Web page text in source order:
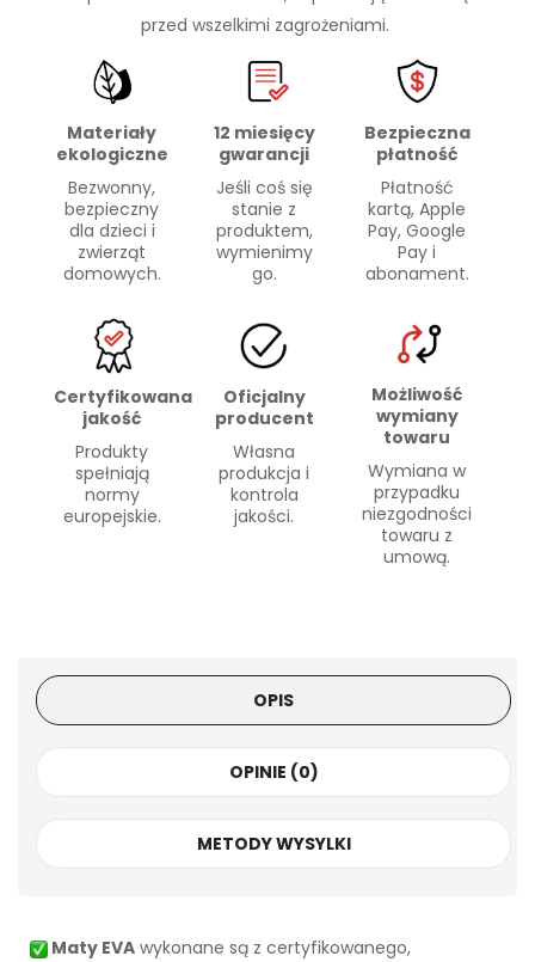
przed wszelkimi zagrożeniami.
Materiały
ekologiczne
Bezwonny,
bezpieczny
dla dzieci i
zwierząt
domowych.
12 miesięcy
gwarancji
Jeśli coś się
stanie z
produktem,
wymienimy
go.
Bezpieczna
płatność
Płatność
kartą, Apple
Pay, Google
Pay i
abonament.
Certyfikowana
jakość
Produkty
spełniają
normy
europejskie.
Oficjalny
producent
Własna
produkcja i
kontrola
jakości.
Możliwość
wymiany
towaru
Wymiana w
przypadku
niezgodności
towaru z
umową.
OPIS
OPINIE (0)
METODY WYSYLKI
Maty EVA wykonane są z certyfikowanego,